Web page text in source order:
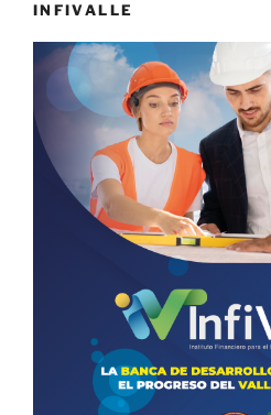
INFIVALLE